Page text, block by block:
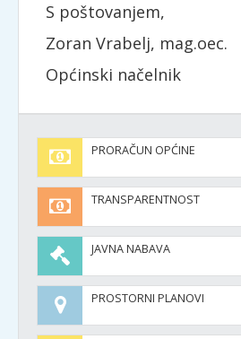
S poštovanjem,
Zoran Vrabelj, mag.oec.
Općinski načelnik
PRORAČUN OPĆINE
TRANSPARENTNOST
JAVNA NABAVA
PROSTORNI PLANOVI